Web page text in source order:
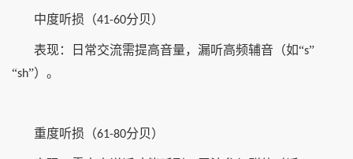
中度听损（41-60分贝）
表现：日常交流需提高音量，漏听高频辅音（如“s”
“sh”）。
重度听损（61-80分贝）